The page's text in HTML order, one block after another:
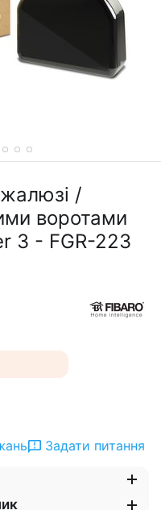
/
воротами
3 - FGR-223
Задати питання